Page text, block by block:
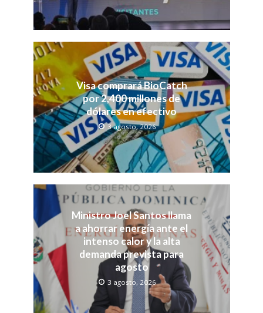
Visa comprará BioCatch
por 2,400 millones de
dólares en efectivo
3 agosto, 2026
Ministro Joel Santos llama
a ahorrar energía ante el
intenso calor y la alta
demanda prevista para
agosto
3 agosto, 2026